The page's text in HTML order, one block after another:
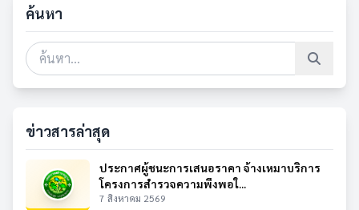
ค้นหา
ข่าวสารล่าสุด
ประกาศผู้ชนะการเสนอราคา จ้างเหมาบริการ
โครงการสำรวจความพึงพอใ...
7 สิงหาคม 2569